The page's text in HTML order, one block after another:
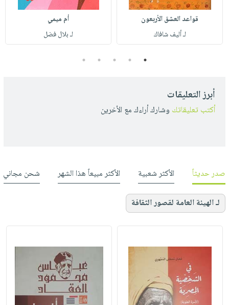
قواعد العشق الأربعون
لـ أليف شافاك
أم ميمي
لـ بلال فضل
1
2
3
4
5
أبرز التعليقات
أكتب تعليقاتك وشارك أراءك مع الأخرين
صدر حديثاً الأكثر شعبية الأكثر مبيعاً هذا الشهر شحن مجاني
لـ الهيئة العامة لقصور الثقافة